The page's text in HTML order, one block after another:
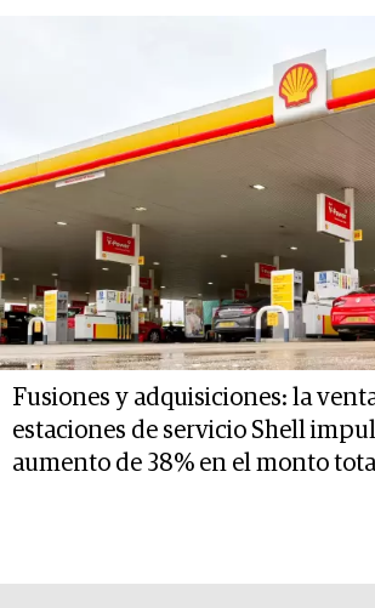
Fusiones y adquisiciones: la
estaciones de servicio Shell
aumento de 38% en el monto total